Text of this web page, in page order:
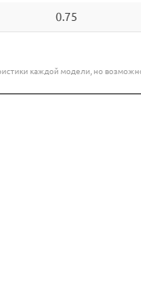
0.75
каждой модели, но